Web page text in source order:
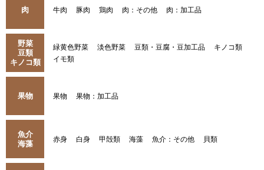
肉 牛肉 豚肉 鶏肉 肉：その他 肉：加工品
野菜
豆類
キノコ類
緑黄色野菜 淡色野菜 豆類・豆腐・豆加工品
キノコ類
イモ類
果物 果物 果物：加工品
魚介
海藻
赤身 白身 甲殻類 海藻 魚介：その他 貝類